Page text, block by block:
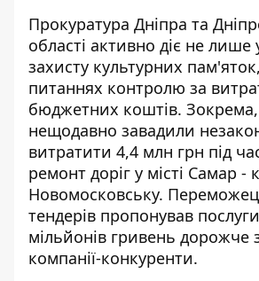
Прокуратура Дніпра та
області активно діє не лише
захисту культурних
питаннях контролю за
бюджетних коштів.
нещодавно завадили
витратити 4,4 млн грн під
ремонт доріг у місті Самар
Новомосковську.
тендерів пропонував
мільйонів гривень дорожче
компанії-конкуренти.